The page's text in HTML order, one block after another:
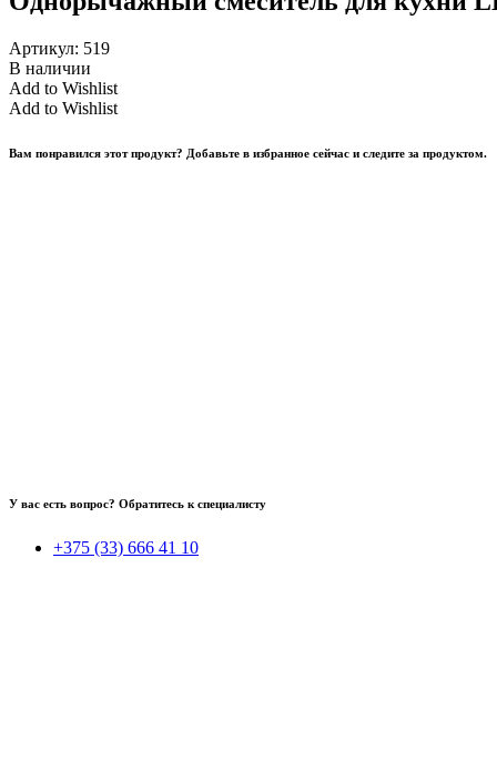
Артикул: 519
В наличии
Add to Wishlist
Add to Wishlist
Вам понравился этот продукт? Добавьте в избранное сейчас и следите за продуктом.
У вас есть вопрос? Обратитесь к специалисту
+375 (33) 666 41 10